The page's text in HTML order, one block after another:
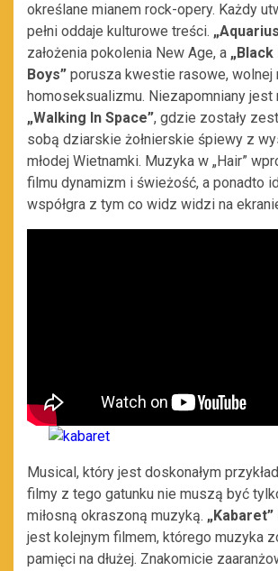
określane mianem rock-opery. Każdy
pełni oddaje kulturowe treści.
założenia pokolenia New Age, a
Boys” porusza kwestie rasowe, wolnej
homoseksualizmu. Niezapomniany
„Walking In Space”, gdzie zostały
sobą dziarskie żołnierskie śpiewy z
młodej Wietnamki. Muzyka w „Hair”
filmu dynamizm i świeżość, a ponadto
współgra z tym co widz widzi na
Musical, który jest doskonałym
filmy z tego gatunku nie muszą być
miłosną okraszoną muzyką.
jest kolejnym filmem, którego muzyka
pamięci na dłużej. Znakomicie